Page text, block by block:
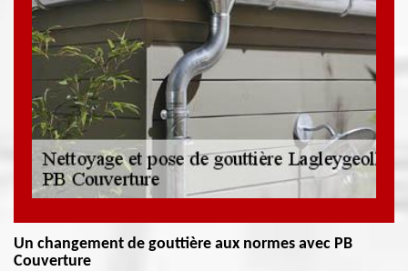
Un changement de gouttière aux normes avec PB
Couverture